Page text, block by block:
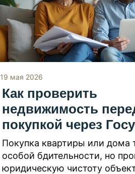
19 мая 2026
Как проверить
недвижимость
покупкой через
Покупка квартиры или дома
особой бдительности, но
юридическую чистоту